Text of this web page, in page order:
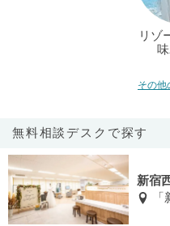
リゾ
その他
無料相談デスクで探す
新宿
「